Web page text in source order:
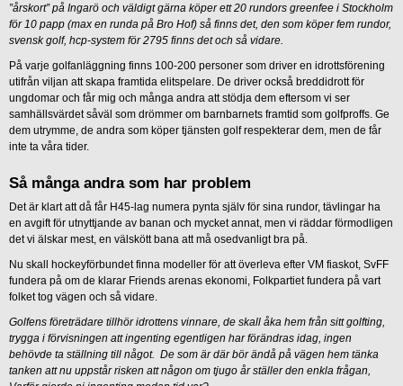
”årskort” på Ingarö och väldigt gärna köper ett 20 rundors greenfee i Stockholm
för 10 papp (max en runda på Bro Hof) så finns det, den som köper fem rundor,
svensk golf, hcp-system för 2795 finns det och så vidare.
På varje golfanläggning finns 100-200 personer som driver en idrottsförening
utifrån viljan att skapa framtida elitspelare. De driver också breddidrott för
ungdomar och får mig och många andra att stödja dem eftersom vi ser
samhällsvärdet såväl som drömmer om barnbarnets framtid som golfproffs. Ge
dem utrymme, de andra som köper tjänsten golf respekterar dem, men de får
inte ta våra tider.
Så många andra som har problem
Det är klart att då får H45-lag numera pynta själv för sina rundor, tävlingar ha
en avgift för utnyttjande av banan och mycket annat, men vi räddar förmodligen
det vi älskar mest, en välskött bana att må osedvanligt bra på.
Nu skall hockeyförbundet finna modeller för att överleva efter VM fiaskot, SvFF
fundera på om de klarar Friends arenas ekonomi, Folkpartiet fundera på vart
folket tog vägen och så vidare.
Golfens företrädare tillhör idrottens vinnare, de skall åka hem från sitt golfting,
trygga i förvisningen att ingenting egentligen har förändras idag, ingen
behövde ta ställning till något. De som är där bör ändå på vägen hem tänka
tanken att nu uppstår risken att någon om tjugo år ställer den enkla frågan,